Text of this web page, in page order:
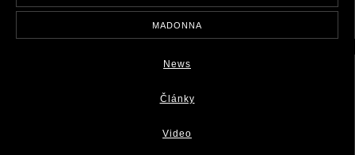
MADONNA
News
Články
Video